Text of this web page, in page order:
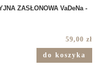
ZASŁONOWA VaDeNa -
59,00 zł
do koszyka